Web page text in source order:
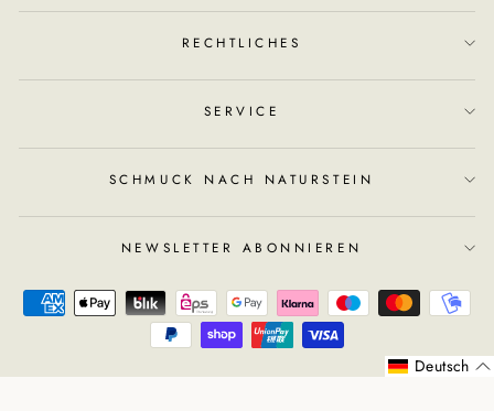
RECHTLICHES
SERVICE
SCHMUCK NACH NATURSTEIN
NEWSLETTER ABONNIEREN
Deutsch